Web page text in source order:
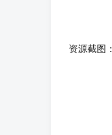
资源截图：